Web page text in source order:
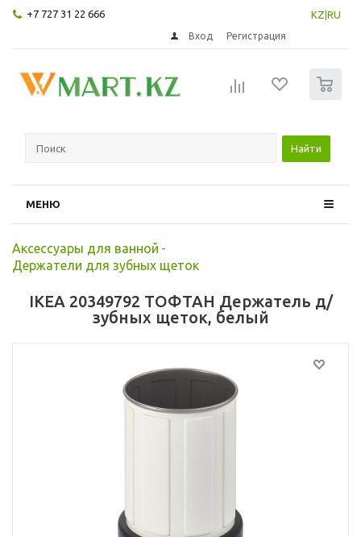
+7 727 31 22 666 KZ RU
Вход Регистрация
Найти
МЕНЮ
Аксессуары для ванной -
Держатели для зубных щеток
IKEA 20349792 ТОФТАН Держатель д/
зубных щеток, белый